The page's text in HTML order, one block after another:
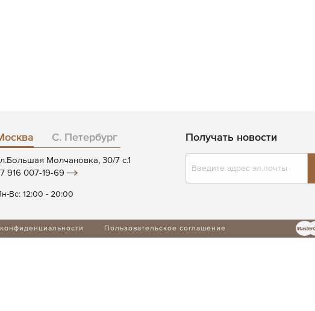
С. Петербург
Молчановка, 30/7 c.1
916 007-19-69
Вс: 12:00 - 20:00
Получать новости
Подписаться
на
Пользовательское соглашение